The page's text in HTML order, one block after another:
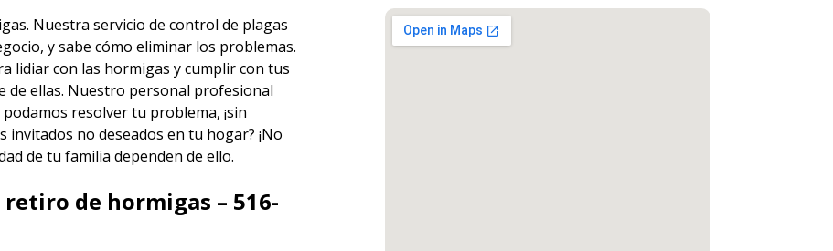
Nuestraservicio de control de plagas
y sabe cómo eliminar los problemas.
lidiar con las hormigas y cumplir con tus
de ellas. Nuestro personal profesional
resolver tu problema, ¡sin
invitados no deseados en tu hogar? ¡No
de tu familia dependen de ello.
de hormigas – 516-